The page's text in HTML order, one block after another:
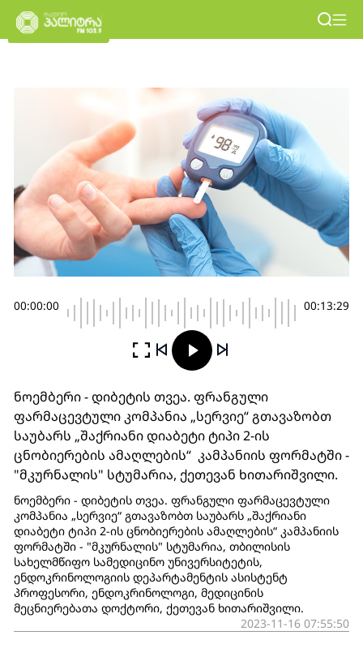
00:00:00 00:13:29
ნოემბერი - დიბეტის თვეა. ფრანგული
ფარმაცევტული კომპანია „სერვიე“ გთავაზობთ
საუბარს „შაქრიანი დიაბეტი ტიპი 2-ის
ცნობიერების ამაღლების“ კამპანიის ფორმატში -
"მკურნალის" სტუმარია, ქეთევან ხითარიშვილი.
ნოემბერი - დიბეტის თვეა. ფრანგული ფარმაცევტული
კომპანია „სერვიე“ გთავაზობთ საუბარს „შაქრიანი
დიაბეტი ტიპი 2-ის ცნობიერების ამაღლების“ კამპანიის
ფორმატში - "მკურნალის" სტუმარია, თბილისის
სახელმწიფო სამედიცინო უნივერსიტეტის,
ენდოკრინოლოგიის დეპარტამენტის ასისტენტ
პროფესორი, ენდოკრინოლოგი, მედიცინის
მეცნიერებათა დოქტორი, ქეთევან ხითარიშვილი.
2023-11-16 07:55:50